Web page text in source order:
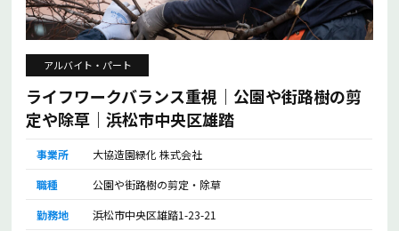
アルバイト・パート
ライフワークバランス重視｜公園や街路樹の剪
定や除草｜浜松市中央区雄踏
事業所
大協造園緑化 株式会社
職種
公園や街路樹の剪定・除草
勤務地
浜松市中央区雄踏1-23-21